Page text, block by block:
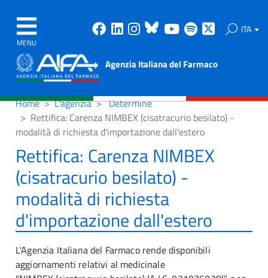
MENU
Facebook
Linkedin
Instagram
Bluesky
Youtube
Spotify ITA
Agenzia Italiana del Farmaco
Home L'agenzia
Determine
Rettifica: Carenza NIMBEX (cisatracurio besilato) -
modalità di richiesta d'importazione dall'estero
Rettifica: Carenza NIMBEX
(cisatracurio besilato) -
modalità di richiesta
d'importazione dall'estero
L'Agenzia Italiana del Farmaco rende disponibili
aggiornamenti relativi al medicinale